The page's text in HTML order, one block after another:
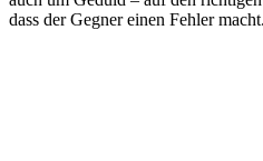
dass der Gegner einen Fehler macht.